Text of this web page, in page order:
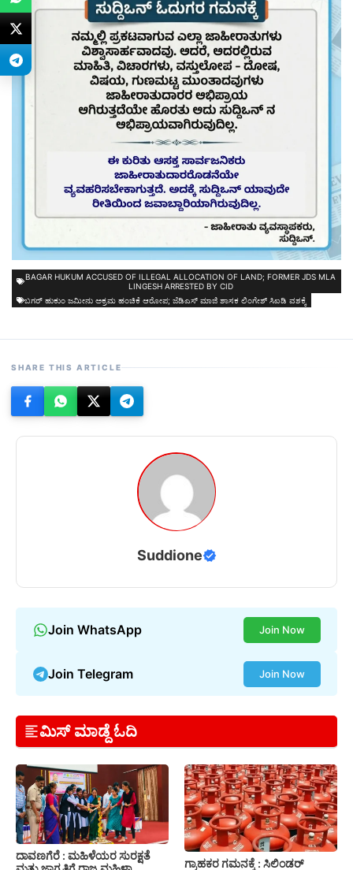
BAGAR HUKUM ACCUSED OF ILLEGAL ALLOCATION OF LAND; FORMER JDS MLA
LINGESH ARRESTED BY CID
ಬಗರ್ ಹುಕುಂ ಜಮೀನು ಅಕ್ರಮ ಹಂಚಿಕೆ ಆರೋಪ; ಜೆಡಿಎಸ್ ಮಾಜಿ ಶಾಸಕ ಲಿಂಗೇಶ್ ಸಿಐಡಿ ವಶಕ್ಕೆ
SHARE THIS ARTICLE
Suddione
Join WhatsApp Join Now
Join Telegram Join Now
ಮಿಸ್ ಮಾಡ್ದೆ ಓದಿ
ದಾವಣಗೆರೆ : ಮಹಿಳೆಯರ ಸುರಕ್ಷತೆ
ಗ್ರಾಹಕರ ಗಮನಕ್ಕೆ : ಸಿಲಿಂಡರ್